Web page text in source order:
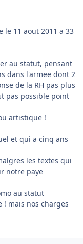
le 11 aout 2011 a 33
au statut, pensant
dans l'armee dont 2
de la RH pas plus
pas possible point
artistique !
et qui a cinq ans
les textes qui
notre paye
au statut
! mais nos charges